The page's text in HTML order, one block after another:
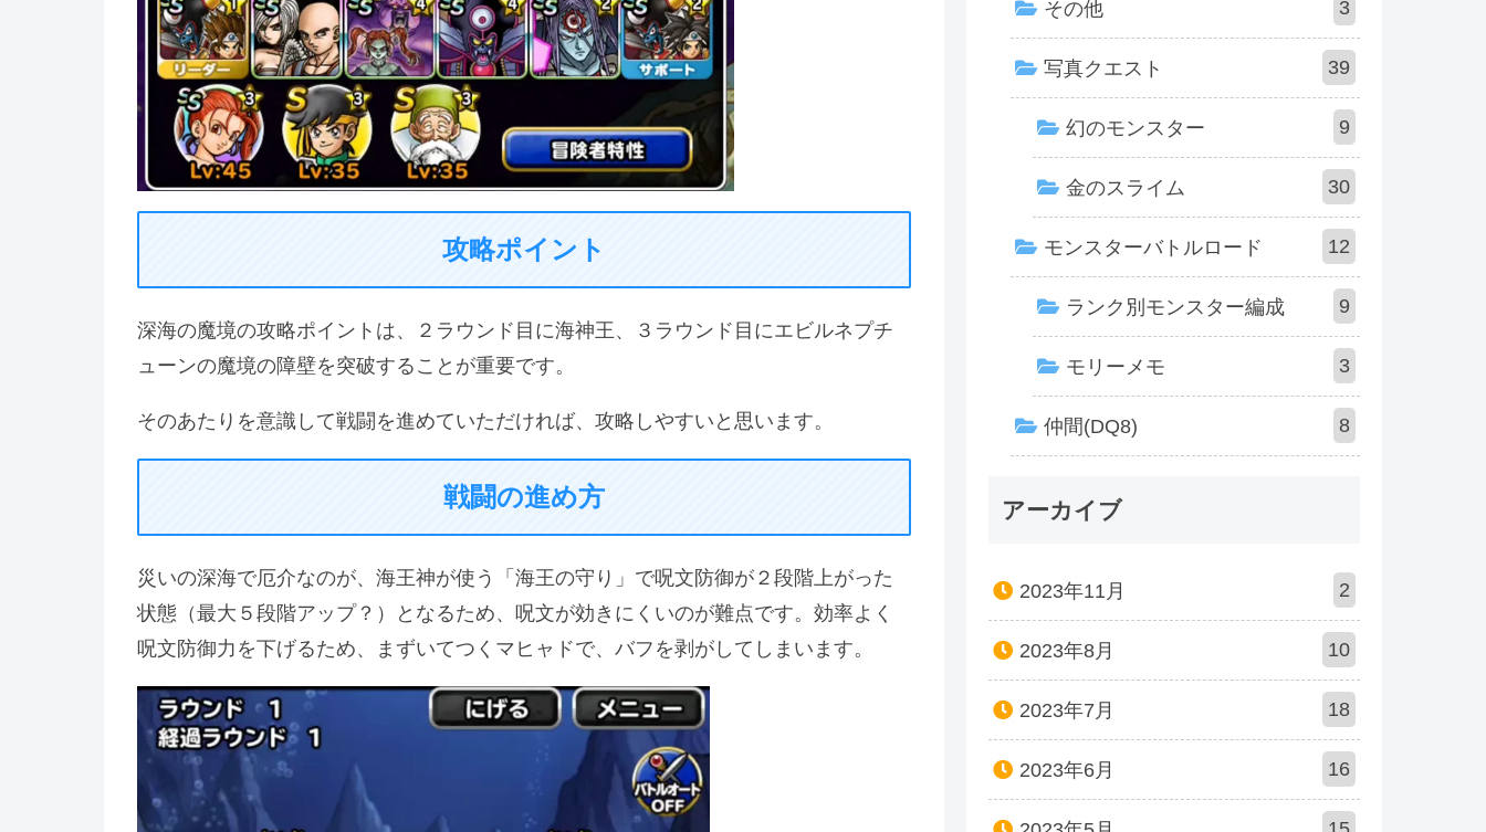
攻略ポイント
深海の魔境の攻略ポイントは、２ラウンド目に海神王、３ラウンド目にエビルネプチ
ューンの魔境の障壁を突破することが重要です。
そのあたりを意識して戦闘を進めていただければ、攻略しやすいと思います。
戦闘の進め方
災いの深海で厄介なのが、海王神が使う「海王の守り」で呪文防御が２段階上がった
状態（最大５段階アップ？）となるため、呪文が効きにくいのが難点です。効率よく
呪文防御力を下げるため、まずいてつくマヒャドで、バフを剥がしてしまいます。
その他 3
写真クエスト 39
幻のモンスター 9
金のスライム 30
モンスターバトルロード 12
ランク別モンスター編成 9
モリーメモ 3
仲間(DQ8) 8
アーカイブ
2023年11月 2
2023年8月 10
2023年7月 18
2023年6月 16